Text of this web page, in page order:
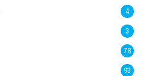
4
3
78
93